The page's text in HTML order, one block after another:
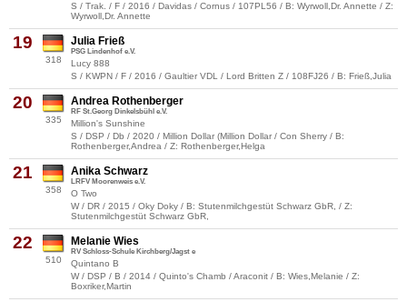
S / Trak. / F / 2016 / Davidas / Cornus / 107PL56 / B: Wyrwoll,Dr. Annette / Z:
Wyrwoll,Dr. Annette
19
318
Julia Frieß
PSG Lindenhof e.V.
Lucy 888
S / KWPN / F / 2016 / Gaultier VDL / Lord Britten Z / 108FJ26 / B: Frieß,Julia
20
335
Andrea Rothenberger
RF St.Georg Dinkelsbühl e.V.
Million's Sunshine
S / DSP / Db / 2020 / Million Dollar (Million Dollar / Con Sherry / B:
Rothenberger,Andrea / Z: Rothenberger,Helga
21
358
Anika Schwarz
LRFV Moorenweis e.V.
O Two
W / DR / 2015 / Oky Doky / B: Stutenmilchgestüt Schwarz GbR, / Z:
Stutenmilchgestüt Schwarz GbR,
22
510
Melanie Wies
RV Schloss-Schule Kirchberg/Jagst e
Quintano B
W / DSP / B / 2014 / Quinto's Chamb / Araconit / B: Wies,Melanie / Z:
Boxriker,Martin